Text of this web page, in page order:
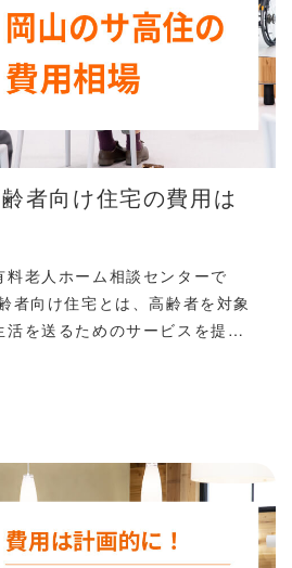
者向け住宅の費用は
老人ホーム相談センターで
者向け住宅とは、高齢者を対象
活を送るためのサービスを提供
リー居住住宅のことです。 今
向け住宅の費用について、